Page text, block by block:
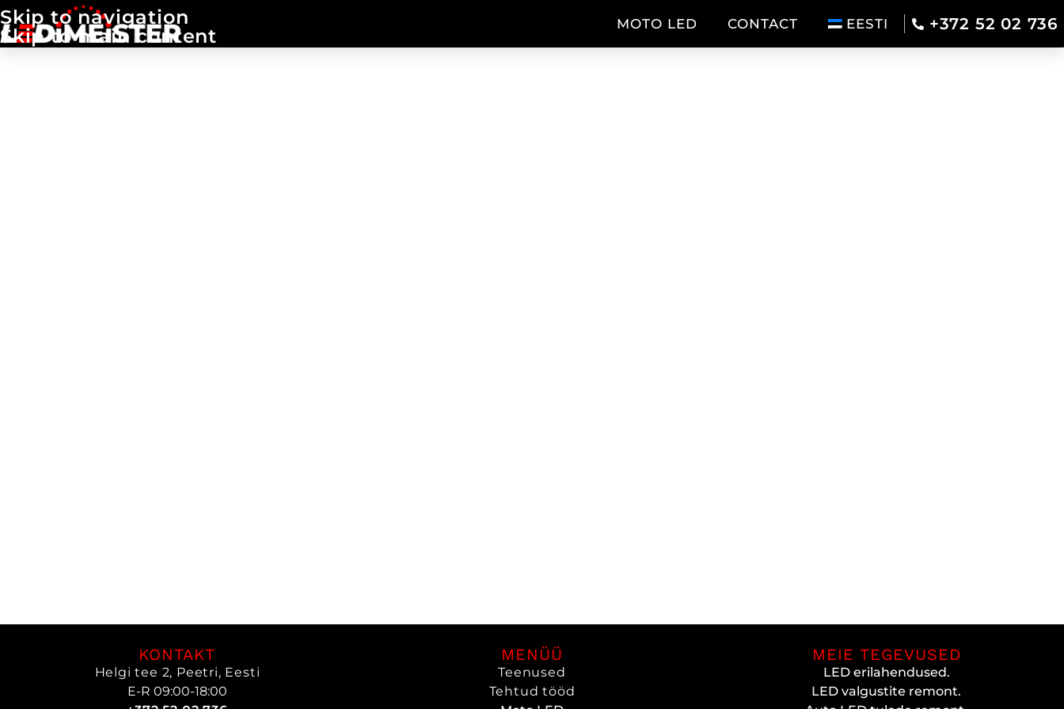
Skip to navigation
Skip to main content
MOTO LED CONTACT EESTI +372 52 02 736
KONTAKT
Helgi tee 2, Peetri, Eesti
E-R 09:00-18:00
MENÜÜ
Teenused
Tehtud tööd
MEIE TEGEVUSED
LED erilahendused.
LED valgustite remont.